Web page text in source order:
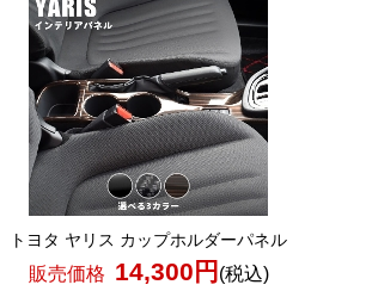
トヨタ ヤリス カップホルダーパネル
販売価格 14,300円 (税込)